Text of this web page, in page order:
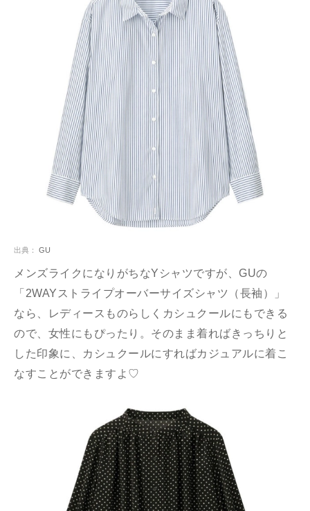
出典： GU
メンズライクになりがちなYシャツですが、GUの
「2WAYストライプオーバーサイズシャツ（長袖）」
なら、レディースものらしくカシュクールにもできる
ので、女性にもぴったり。そのまま着ればきっちりと
した印象に、カシュクールにすればカジュアルに着こ
なすことができますよ♡